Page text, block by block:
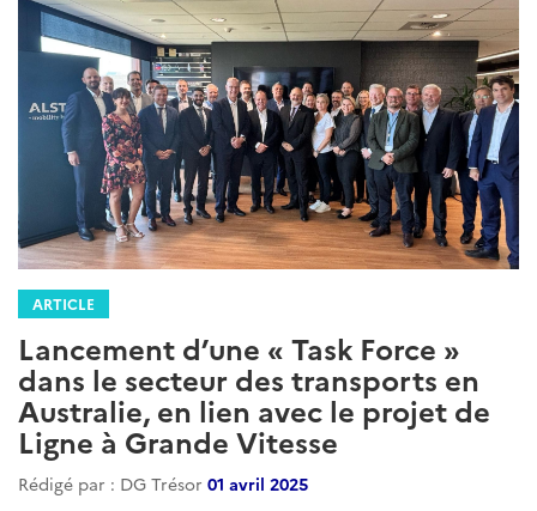
ARTICLE
Lancement d’une « Task Force »
dans le secteur des transports en
Australie, en lien avec le projet de
Ligne à Grande Vitesse
Rédigé par : DG Trésor 01 avril 2025